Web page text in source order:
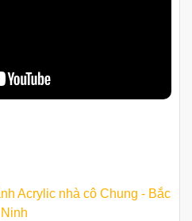
Acrylic nhà cô Chung - Bắc
Ninh